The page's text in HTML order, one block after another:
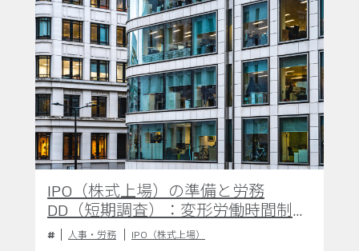
IPO（株式上場）の準備と労務
DD（短期調査）：変形労働時間制の
運用人事・労務 IPO（株式上場）